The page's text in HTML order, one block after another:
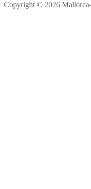
Copyright © 2026